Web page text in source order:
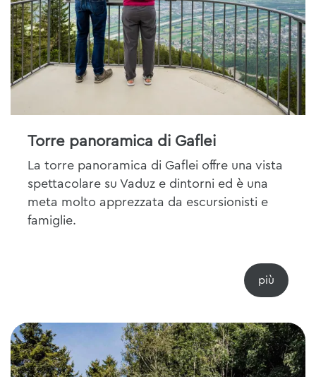
Torre panoramica di Gaflei
La torre panoramica di Gaflei offre una vista
spettacolare su Vaduz e dintorni ed è una
meta molto apprezzata da escursionisti e
famiglie.